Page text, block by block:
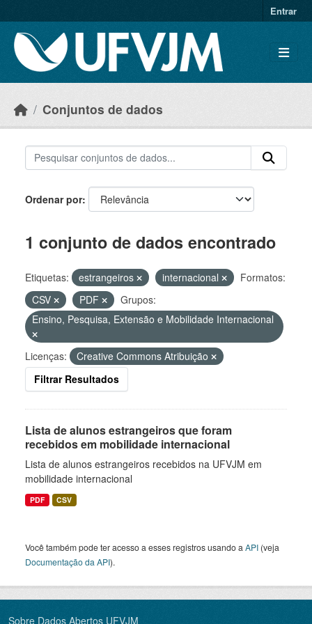
Entrar
Conjuntos de dados
Ordenar por
1 conjunto de dados encontrado
Etiquetas: estrangeiros internacional
Formatos:
CSV
PDF
Grupos:
Ensino, Pesquisa, Extensão e Mobilidade Internacional
Licenças:
Creative Commons Atribuição
Filtrar Resultados
Lista de alunos estrangeiros que foram
recebidos em mobilidade internacional
Lista de alunos estrangeiros recebidos na UFVJM em
mobilidade internacional
PDF CSV
Você também pode ter acesso a esses registros usando a API (veja
Documentação da API).
Sobre Dados Abertos UFVJM